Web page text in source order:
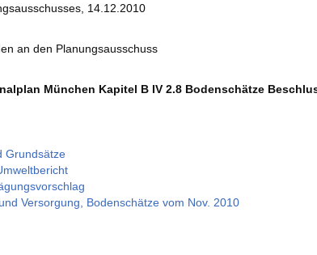
14.12.2010
an den Planungsausschuss
München Kapitel B IV 2.8 Bodenschätze
Grundsätze
Versorgung, Bodenschätze vom Nov. 2010